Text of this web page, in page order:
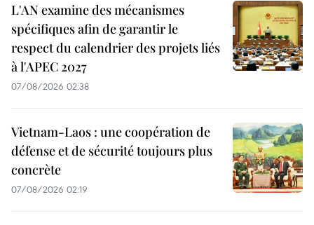
L'AN examine des mécanismes
spécifiques afin de garantir le
respect du calendrier des projets liés
à l'APEC 2027
07/08/2026 02:38
Vietnam-Laos : une coopération de
défense et de sécurité toujours plus
concrète
07/08/2026 02:19